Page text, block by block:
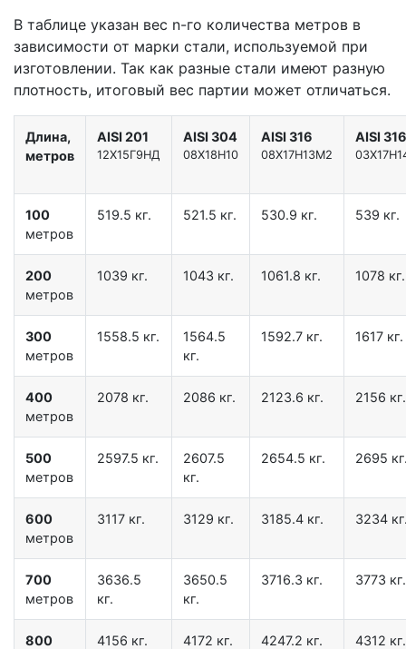
В таблице указан вес n-го количества метров в
зависимости от марки стали, используемой при
изготовлении. Так как разные стали имеют разную
плотность, итоговый вес партии может отличаться.
Длина,
метров
AISI 201
12X15Г9НД
AISI 304
08Х18Н10
AISI 316
08Х17Н13М2
AISI
100
метров
519.5 кг. 521.5 кг. 530.9 кг. 539 кг.
200
метров
1039 кг. 1043 кг. 1061.8 кг. 1078 кг.
300
метров
1558.5 кг.
1564.5
кг.
1592.7 кг. 1617 кг.
400
метров
2078 кг. 2086 кг. 2123.6 кг. 2156 кг.
500
метров
2597.5 кг.
2607.5
кг.
2654.5 кг. 2695
600
метров
3117 кг. 3129 кг. 3185.4 кг. 3234
700
метров
3636.5
кг.
3650.5
кг.
3716.3 кг. 3773 кг.
800
4156 кг. 4172 кг. 4247.2 кг. 4312 кг.